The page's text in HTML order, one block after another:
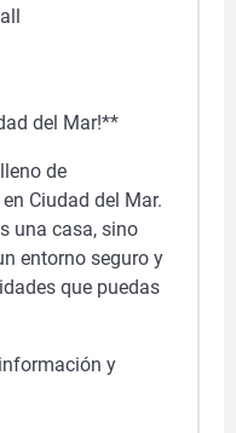
del Mar!**
de
Ciudad del Mar.
una casa, sino
entorno seguro y
que puedas
y